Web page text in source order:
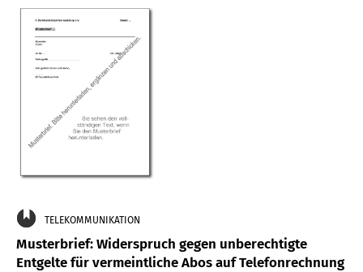
TELEKOMMUNIKATION
Musterbrief: Widerspruch gegen unberechtigte
Entgelte für vermeintliche Abos auf Telefonrechnung